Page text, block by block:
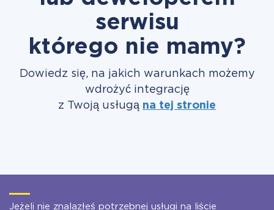
serwisu
którego nie mamy?
Dowiedz się, na jakich warunkach możemy
wdrożyć integrację
z Twoją usługą na tej stronie
Jeżeli nie znalazłeś potrzebnej usługi na liście